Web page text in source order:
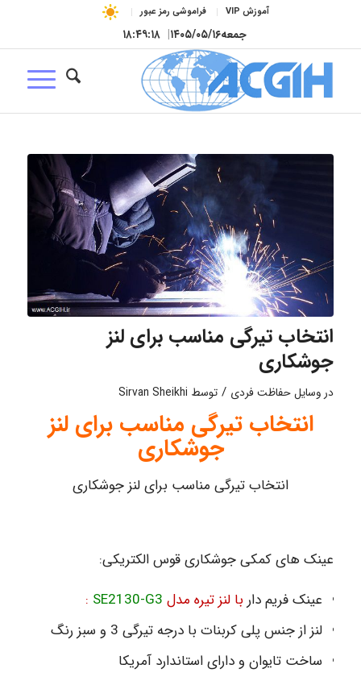
آموزش VIP فراموشی رمز عبور
جمعه۱۴۰۵/۰۵/۱۶| ۱۸:۴۹:۱۹
انتخاب تیرگی مناسب برای لنز
جوشکاری
در وسایل حفاظت فردی / توسط Sirvan Sheikhi
انتخاب تیرگی مناسب برای لنز
جوشکاری
انتخاب تیرگی مناسب برای لنز جوشکاری
عینک های کمکی جوشکاری قوس الکتریکی:
عینک فریم داربا لنز تیره مدل SE2130-G3
:
لنز از جنس پلی کربنات با درجه تیرگی 3 و سبز رنگ
ساخت تایوان و دارای استاندارد آمریکا